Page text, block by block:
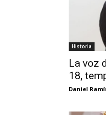
Historia
La voz
18,
Daniel